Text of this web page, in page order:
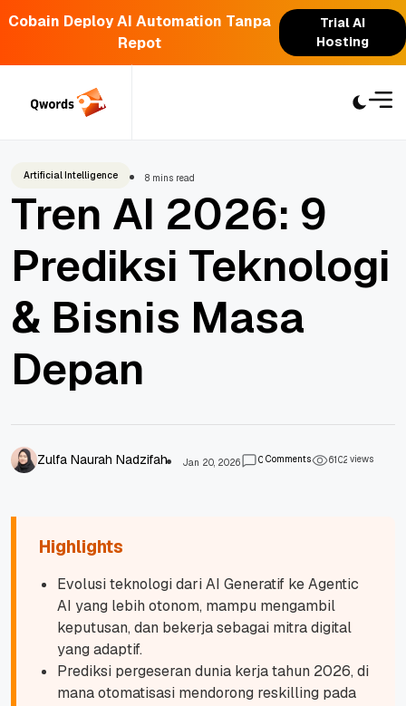
Cobain Deploy AI Automation Tanpa
Repot
Trial AI
Hosting
Artificial Intelligence 8 mins read
Tren AI 2026: 9
Prediksi Teknologi
& Bisnis Masa
Depan
Zulfa Naurah Nadzifah Jan 20, 2026 0Comments 6102views
Highlights
Evolusi teknologi dari AI Generatif ke Agentic
AI yang lebih otonom, mampu mengambil
keputusan, dan bekerja sebagai mitra digital
yang adaptif.
Prediksi pergeseran dunia kerja tahun 2026, di
mana otomatisasi mendorong reskilling pada